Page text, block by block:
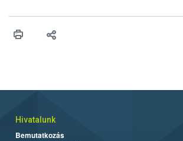
higiéniai szabályok betartása, a megfelelő
biztonsági Hivatal (Nébih) Oktatási
Hivatalunk
Bemutatkozás